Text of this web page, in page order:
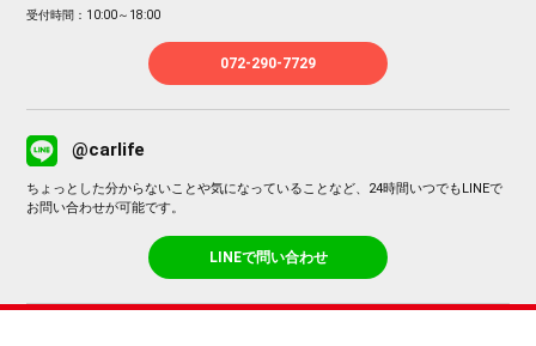
受付時間：10:00～18:00
072-290-7729
@carlife
ちょっとした分からないことや気になっていることなど、24時間いつでもLINEで
お問い合わせが可能です。
LINEで問い合わせ